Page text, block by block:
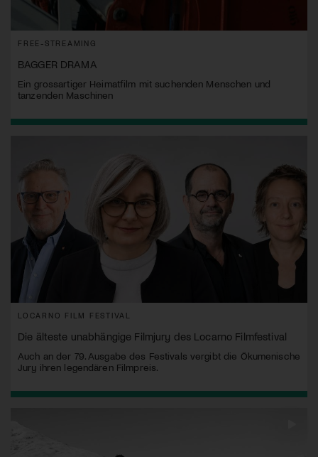
FREE-STREAMING
BAGGER DRAMA
Ein grossartiger Heimatfilm mit suchenden Menschen und
tanzenden Maschinen
LOCARNO FILM FESTIVAL
Die älteste unabhängige Filmjury des Locarno Filmfestival
Auch an der 79. Ausgabe des Festivals vergibt die Ökumenische
Jury ihren legendären Filmpreis.